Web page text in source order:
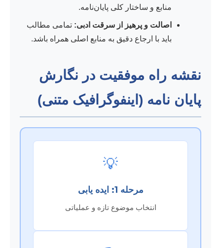
منابع و ساختار کلی پایان‌نامه.
اصالت و پرهیز از سرقت ادبی: تمامی مطالب
باید با ارجاع دقیق به منابع اصلی همراه باشد.
نقشه راه موفقیت در نگارش
پایان نامه (اینفوگرافیک متنی)
💡
مرحله 1: ایده یابی
انتخاب موضوع تازه و عملیاتی